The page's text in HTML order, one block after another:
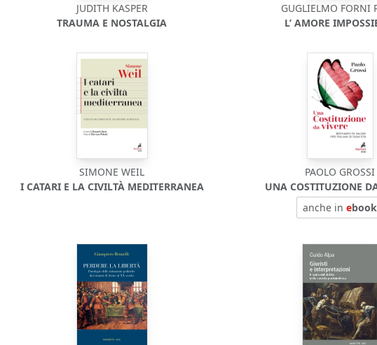
JUDITH KASPER
TRAUMA E NOSTALGIA
GUGLIELMO FORNI
L’ AMORE
SIMONE WEIL
I CATARI E LA CIVILTÀ MEDITERRANEA
PAOLO GROSSI
UNA COSTITUZIONE
anche inebook